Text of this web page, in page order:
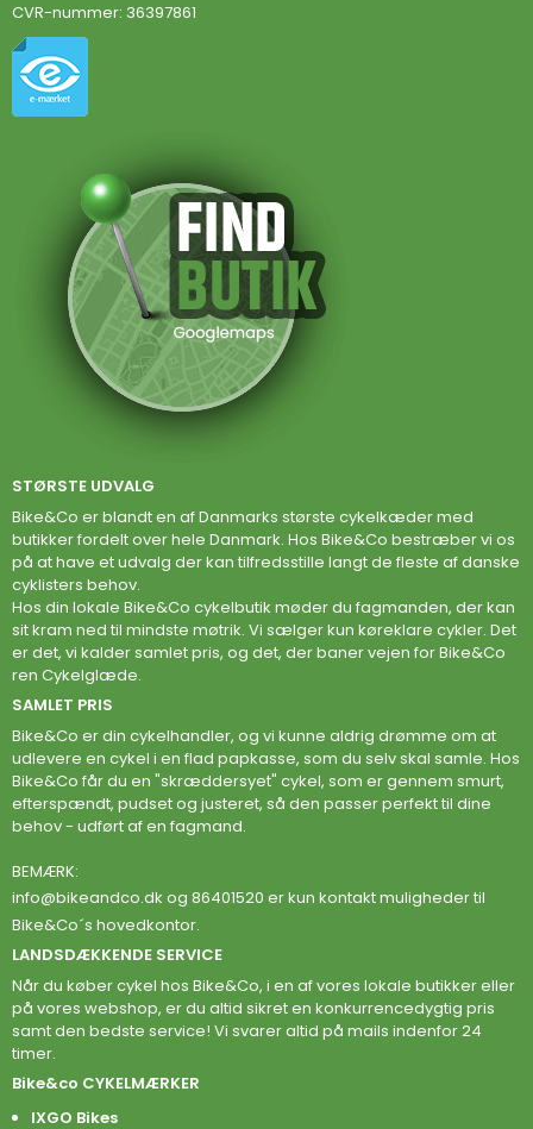
CVR-nummer: 36397861
STØRSTE UDVALG
Bike&Co er blandt en af Danmarks største cykelkæder med
butikker fordelt over hele Danmark. Hos Bike&Co bestræber vi os
på at have et udvalg der kan tilfredsstille langt de fleste af danske
cyklisters behov.
Hos din lokale Bike&Co cykelbutik møder du fagmanden, der kan
sit kram ned til mindste møtrik. Vi sælger kun køreklare cykler. Det
er det, vi kalder samlet pris, og det, der baner vejen for Bike&Co
ren Cykelglæde.
SAMLET PRIS
Bike&Co er din cykelhandler, og vi kunne aldrig drømme om at
udlevere en cykel i en flad papkasse, som du selv skal samle. Hos
Bike&Co får du en "skræddersyet" cykel, som er gennem smurt,
efterspændt, pudset og justeret, så den passer perfekt til dine
behov - udført af en fagmand.
BEMÆRK:
info@bikeandco.dk og 86401520 er kun kontakt muligheder til
Bike&Co´s hovedkontor.
LANDSDÆKKENDE SERVICE
Når du køber cykel hos Bike&Co, i en af vores lokale butikker eller
på vores webshop, er du altid sikret en konkurrencedygtig pris
samt den bedste service! Vi svarer altid på mails indenfor 24
timer.
Bike&co CYKELMÆRKER
IXGO Bikes